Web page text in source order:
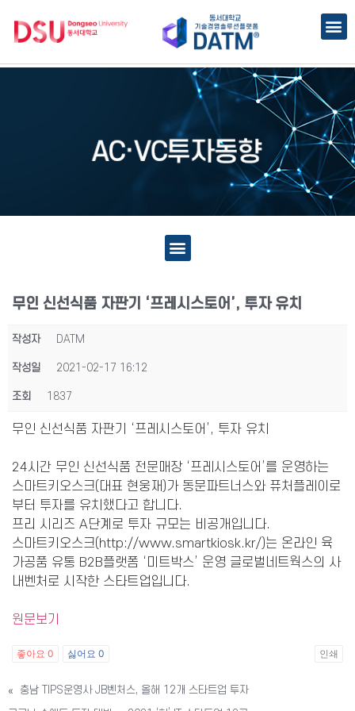
무인 신선식품 자판기 ‘프레시스토어’, 투자 유치
작성자 DATM
작성일 2021-02-17 16:12
조회 1837
무인 신선식품 자판기 ‘프레시스토어’, 투자 유치
24시간 무인 신선식품 전문매장 ‘프레시스토어’를 운영하는
스마트키오스크(대표 현웅재)가 동문파트너스와 퓨처플레이로
부터 투자를 유치했다고 합니다.
프리 시리즈 A단계로 투자 규모는 비공개입니다.
스마트키오스크(http://www.smartkiosk.kr/)는 온라인 육
가공품 유통 B2B플랫폼 ‘미트박스’ 운영 글로벌네트웍스의 사
내벤처로 시작한 스타트업입니다.
원문보기
좋아요 0 싫어요 0 인쇄
«
충남 TIPS운영사 JB벤처스, 올해 12개 스타트업 투자